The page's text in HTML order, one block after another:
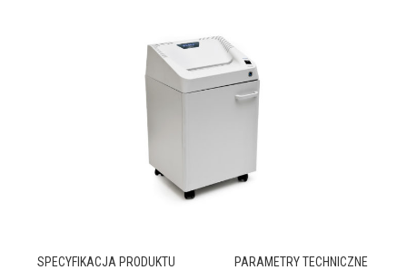
SPECYFIKACJA PRODUKTU PARAMETRY TECHNICZNE